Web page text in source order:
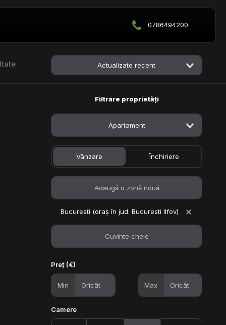
0786494200
Actualizate recent
Filtrare proprietăți
Apartament
Vânzare Închiriere
Bucuresti (oraș în jud. Bucuresti Ilfov)
Preț (€)
Min Max
Camere